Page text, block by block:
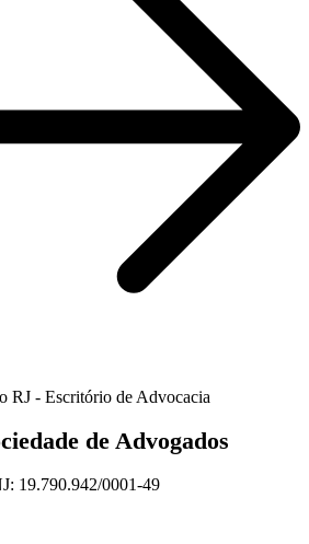
de Advogados
19.790.942/0001-49